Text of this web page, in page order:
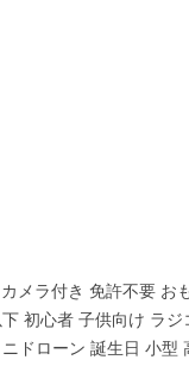
メラ付き 免許不要 お
初心者 子供向け ラジ
ニドローン 誕生日 小型